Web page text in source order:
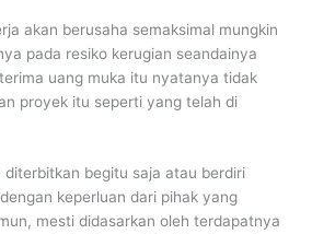
akan berusaha semaksimal mungkin
pada resiko kerugian seandainya
uang muka itu nyatanya tidak
proyek itu seperti yang telah di
begitu saja atau berdiri
keperluan dari pihak yang
mesti didasarkan oleh terdapatnya